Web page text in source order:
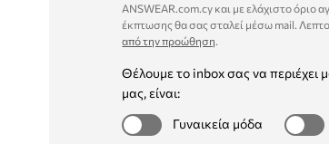
ANSWEAR.com.cy και με ελάχιστο όριο
έκπτωσης θα σας σταλεί μέσω mail.
από την προώθηση.
Θέλουμε το inbox σας να περιέχει
μας, είναι:
Γυναικεία μόδα